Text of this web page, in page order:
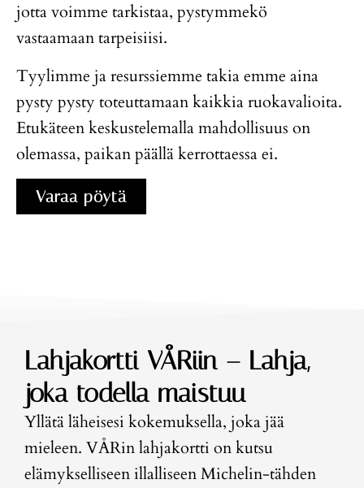
jotta voimme tarkistaa, pystymmekö
vastaamaan tarpeisiisi.
Tyylimme ja resurssiemme takia emme aina
pysty pysty toteuttamaan kaikkia ruokavalioita.
Etukäteen keskustelemalla mahdollisuus on
olemassa, paikan päällä kerrottaessa ei.
Varaa pöytä
Lahjakortti VÅRiin – Lahja,
joka todella maistuu
Yllätä läheisesi kokemuksella, joka jää
mieleen. VÅRin lahjakortti on kutsu
elämykselliseen illalliseen Michelin-tähden